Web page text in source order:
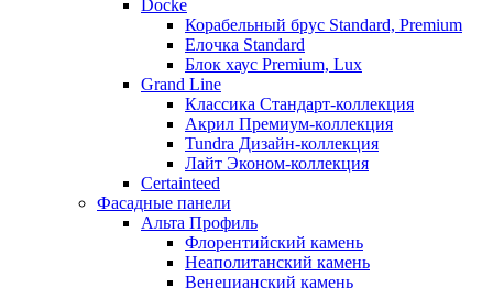
Docke
Корабельный брус Standard, Premium
Елочка Standard
Блок хаус Premium, Lux
Grand Line
Классика Стандарт-коллекция
Акрил Премиум-коллекция
Tundra Дизайн-коллекция
Лайт Эконом-коллекция
Certainteed
Фасадные панели
Альта Профиль
Флорентийский камень
Неаполитанский камень
Венецианский камень